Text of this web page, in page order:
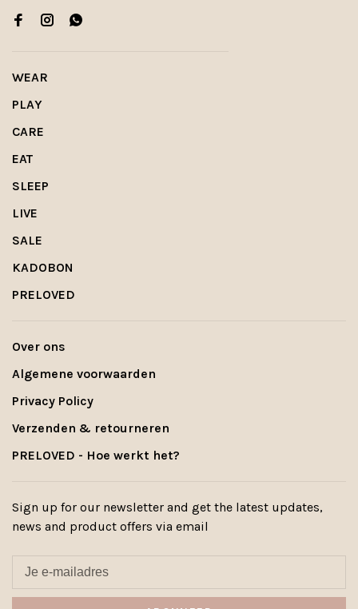
WEAR
PLAY
CARE
EAT
SLEEP
LIVE
SALE
KADOBON
PRELOVED
Over ons
Algemene voorwaarden
Privacy Policy
Verzenden & retourneren
PRELOVED - Hoe werkt het?
Sign up for our newsletter and get the latest updates,
news and product offers via email